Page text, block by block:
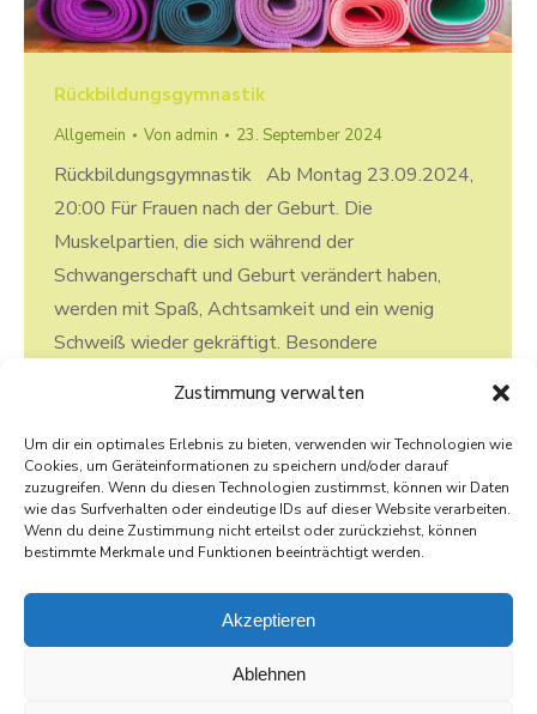
Zustimmung verwalten
Um dir ein optimales Erlebnis zu bieten, verwenden wir Technologien wie
Cookies, um Geräteinformationen zu speichern und/oder darauf
zuzugreifen. Wenn du diesen Technologien zustimmst, können wir Daten
wie das Surfverhalten oder eindeutige IDs auf dieser Website verarbeiten.
Wenn du deine Zustimmung nicht erteilst oder zurückziehst, können
bestimmte Merkmale und Funktionen beeinträchtigt werden.
Akzeptieren
Ablehnen
Rückbildungsgymnastik
Allgemein Von admin 23. September 2024
Rückbildungsgymnastik Ab Montag 23.09.2024,
20:00 Für Frauen nach der Geburt. Die
Muskelpartien, die sich während der
Schwangerschaft und Geburt verändert haben,
werden mit Spaß, Achtsamkeit und ein wenig
Schweiß wieder gekräftigt. Besondere
Beckenbodenmuskulatur. Die Kosten kann ich,
normalerweise mit Ihrer Krankenkasse abrechnen.
Dauer: 6 Termine immer montags von 20:00 bis…